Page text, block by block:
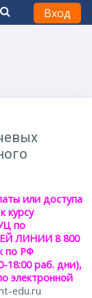
Вход
или доступа
курсу
по
ЛИНИИ 8 800
по РФ
18:00 раб. дни),
электронной
edu.ru